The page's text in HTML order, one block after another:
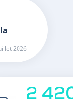
2026